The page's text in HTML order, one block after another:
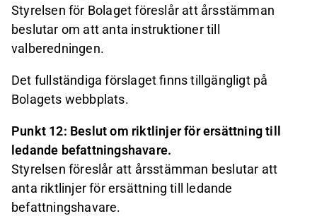
Styrelsen för Bolaget föreslår att årsstämman
beslutar om att anta instruktioner till
valberedningen.
Det fullständiga förslaget finns tillgängligt på
Bolagets webbplats.
Punkt 12: Beslut om riktlinjer för ersättning till
ledande befattningshavare.
Styrelsen föreslår att årsstämman beslutar att
anta riktlinjer för ersättning till ledande
befattningshavare.